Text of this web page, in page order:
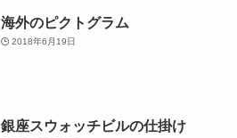
海外のピクトグラム
2018年6月19日
銀座スウォッチビルの仕掛け